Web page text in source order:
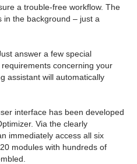
a trouble-free workflow. The
in the background – just a
answer a few special
concerning your
assistant will automatically
interface has been developed
Via the clearly
immediately access all six
modules with hundreds of